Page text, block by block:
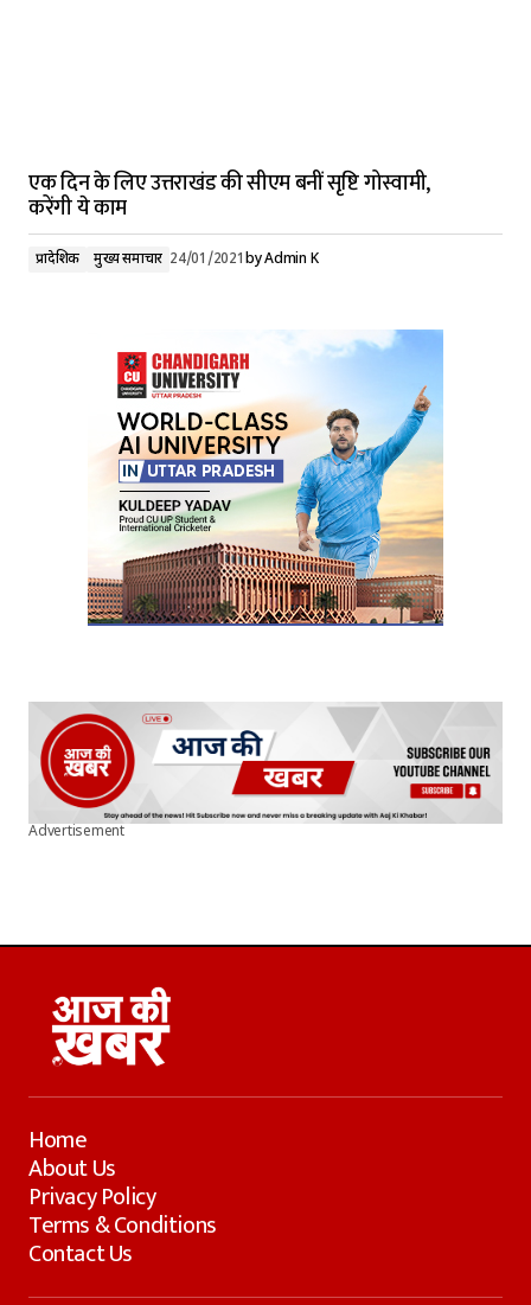
एक दिन के लिए उत्तराखंड की सीएम बनीं सृष्टि गोस्वामी,
करेंगी ये काम
प्रादेशिक मुख्य समाचार 24/01/2021byAdmin K
Advertisement
Home
About Us
Privacy Policy
Terms & Conditions
Contact Us